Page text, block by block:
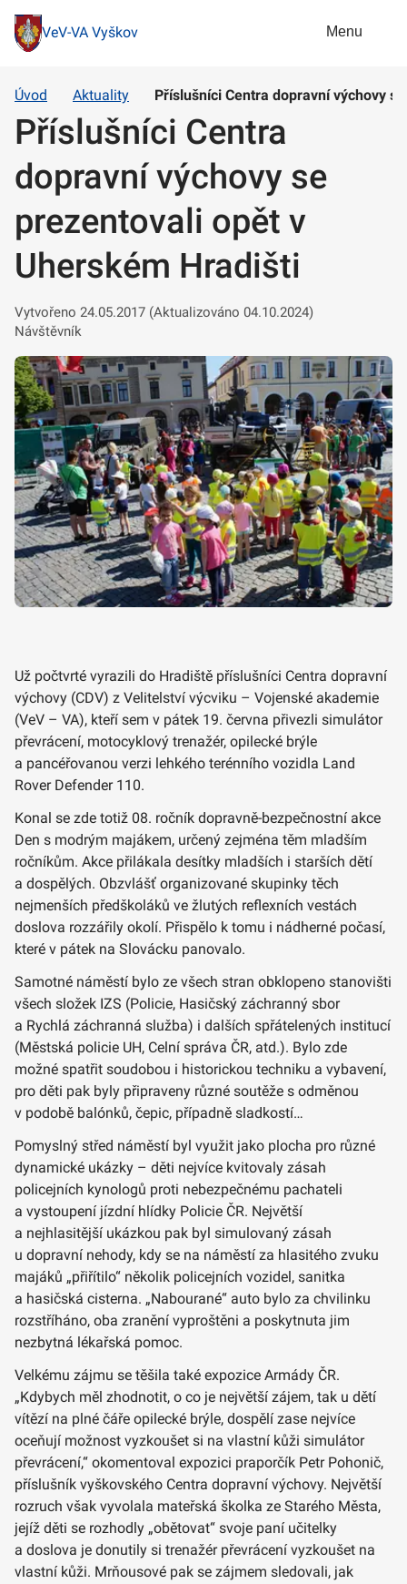
VeV-VA Vyškov Menu
Úvod Aktuality Příslušníci Centra dopravní výchovy
Příslušníci Centra
dopravní výchovy se
prezentovali opět v
Uherském Hradišti
Vytvořeno 24.05.2017 (Aktualizováno 04.10.2024)
Návštěvník
Už počtvrté vyrazili do Hradiště příslušníci Centra dopravní
výchovy (CDV) z Velitelství výcviku – Vojenské akademie
(VeV – VA), kteří sem v pátek 19. června přivezli simulátor
převrácení, motocyklový trenažér, opilecké brýle
a pancéřovanou verzi lehkého terénního vozidla Land
Rover Defender 110.
Konal se zde totiž 08. ročník dopravně-bezpečnostní akce
Den s modrým majákem, určený zejména těm mladším
ročníkům. Akce přilákala desítky mladších i starších dětí
a dospělých. Obzvlášť organizované skupinky těch
nejmenších předškoláků ve žlutých reflexních vestách
doslova rozzářily okolí. Přispělo k tomu i nádherné počasí,
které v pátek na Slovácku panovalo.
Samotné náměstí bylo ze všech stran obklopeno stanovišti
všech složek IZS (Policie, Hasičský záchranný sbor
a Rychlá záchranná služba) i dalších spřátelených institucí
(Městská policie UH, Celní správa ČR, atd.). Bylo zde
možné spatřit soudobou i historickou techniku a vybavení,
pro děti pak byly připraveny různé soutěže s odměnou
v podobě balónků, čepic, případně sladkostí…
Pomyslný střed náměstí byl využit jako plocha pro různé
dynamické ukázky – děti nejvíce kvitovaly zásah
policejních kynologů proti nebezpečnému pachateli
a vystoupení jízdní hlídky Policie ČR. Největší
a nejhlasitější ukázkou pak byl simulovaný zásah
u dopravní nehody, kdy se na náměstí za hlasitého zvuku
majáků „přiřítilo“ několik policejních vozidel, sanitka
a hasičská cisterna. „Nabourané“ auto bylo za chvilinku
rozstříháno, oba zranění vyproštěni a poskytnuta jim
nezbytná lékařská pomoc.
Velkému zájmu se těšila také expozice Armády ČR.
„Kdybych měl zhodnotit, o co je největší zájem, tak u dětí
vítězí na plné čáře opilecké brýle, dospělí zase nejvíce
oceňují možnost vyzkoušet si na vlastní kůži simulátor
převrácení,“ okomentoval expozici praporčík Petr Pohonič,
příslušník vyškovského Centra dopravní výchovy. Největší
rozruch však vyvolala mateřská školka ze Starého Města,
jejíž děti se rozhodly „obětovat“ svoje paní učitelky
a doslova je donutily si trenažér převrácení vyzkoušet na
vlastní kůži. Mrňousové pak se zájmem sledovali, jak